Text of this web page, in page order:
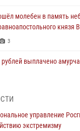
молебен в память
князя
3
выплачено
в период с 20 по
управление
экстремизму